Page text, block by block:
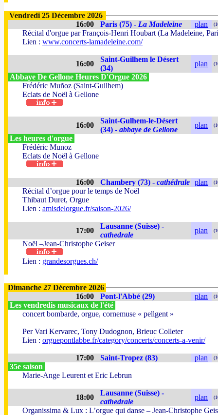
Vendredi 25 Décembre 2026
16:00
Paris (75) - La Madeleine plan
Récital d'orgue par François-Henri Houbart (La Madeleine,
Lien : www.concerts-lamadeleine.com/
16:00
Saint-Guilhem le Désert
(34)
plan
Abbaye De Gellone Heures D'Orgue 2026
Frédéric Muñoz (Saint-Guilhem)
Eclats de Noël à Gellone
16:00
Saint-Gulhem-le-Désert
(34) - abbaye de Gellone
plan
Les heures d'orgue
Frédéric Munoz
Eclats de Noël à Gellone
16:00 Chambery (73) - cathédrale plan
Récital d’orgue pour le temps de Noël
Thibaut Duret, Orgue
Lien : amisdelorgue.fr/saison-2026/
17:00
Lausanne (Suisse) -
cathedrale
plan
Noël –Jean-Christophe Geiser
Lien : grandesorgues.ch/
Dimanche 27 Décembre 2026
16:00
Pont-l'Abbé (29) plan
Les vendredis musicaux de l'été
concert bombarde, orgue, cornemuse « pellgent »
Per Vari Kervarec, Tony Dudognon, Brieuc Colleter
Lien : orguepontlabbe.fr/category/concerts/concerts-a-venir/
17:00 Saint-Tropez (83) plan
35e saison
Marie-Ange Leurent et Eric Lebrun
18:00
Lausanne (Suisse) -
cathedrale
plan
Organissima & Lux : L’orgue qui danse – Jean-Christophe